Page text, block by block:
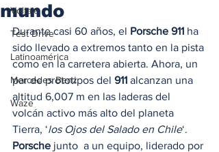
Voltaje
Test Drive
Latinoamérica
Mercedes Benz
Waze
mundo
Durante casi 60 años, el Porsche 911 ha
sido llevado a extremos tanto en la pista
como en la carretera abierta. Ahora, un
par de prototipos del 911 alcanzan una
altitud 6,007 m en las laderas del
volcán activo más alto del planeta
Tierra, ‘los Ojos del Salado en Chile‘.
Porsche junto  a un equipo, liderado por